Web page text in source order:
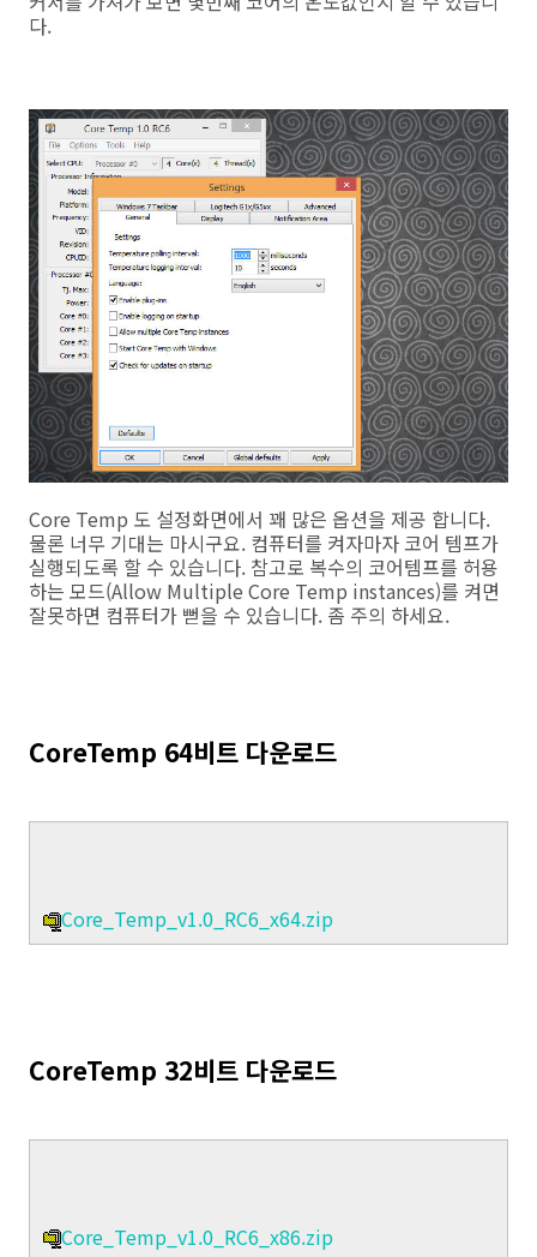
다.
Core Temp 도 설정화면에서 꽤 많은 옵션을 제공 합니다.
물론 너무 기대는 마시구요. 컴퓨터를 켜자마자 코어 템프가
실행되도록 할 수 있습니다. 참고로 복수의 코어템프를 허용
하는 모드(Allow Multiple Core Temp instances)를 켜면
잘못하면 컴퓨터가 뻗을 수 있습니다. 좀 주의 하세요.
CoreTemp 64비트 다운로드
Core_Temp_v1.0_RC6_x64.zip
CoreTemp 32비트 다운로드
Core_Temp_v1.0_RC6_x86.zip